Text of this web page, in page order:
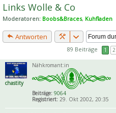
he
Links Wolle & Co
Moderatoren: Boobs&Braces, Kuhfladen
Antworten
89 Beiträge 1 2
chastity
Nähkromant:in
Beiträge: 9064
Registriert:29. Okt 2002, 20:35